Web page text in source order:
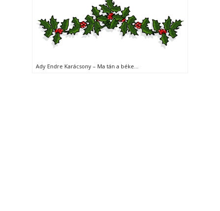
Ady Endre Karácsony – Ma tán a béke…